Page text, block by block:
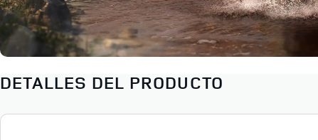
DETALLES DEL PRODUCTO